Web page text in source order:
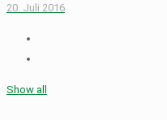
20. Juli 2016
Show all